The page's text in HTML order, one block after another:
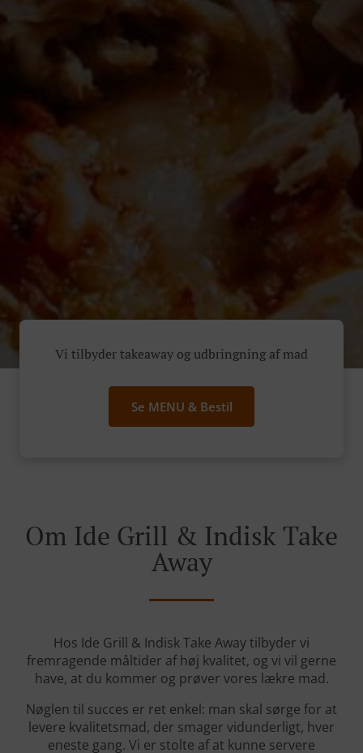
Vi tilbyder takeaway og udbringning af mad
Se MENU & Bestil
Om Ide Grill & Indisk Take
Away
Hos Ide Grill & Indisk Take Away tilbyder vi
fremragende måltider af høj kvalitet, og vi vil gerne
have, at du kommer og prøver vores lækre mad.
Nøglen til succes er ret enkel: man skal sørge for at
levere kvalitetsmad, der smager vidunderligt, hver
eneste gang. Vi er stolte af at kunne servere